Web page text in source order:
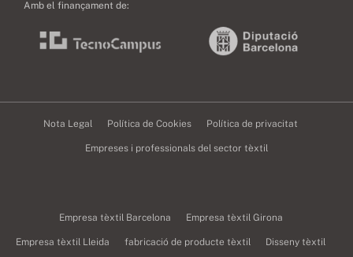
Amb el finançament de:
Nota Legal Política de Cookies Política de privacitat
Empreses i professionals del sector tèxtil
Empresa tèxtil Barcelona Empresa tèxtil Girona
Empresa tèxtil Lleida fabricació de producte tèxtil Disseny tèxtil